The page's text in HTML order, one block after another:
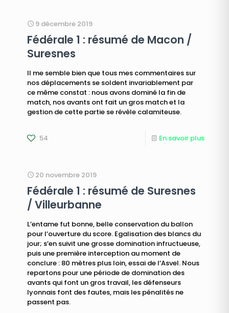
9 décembre 2019
Fédérale 1 : résumé de Macon /
Suresnes
Il me semble bien que tous mes commentaires sur
nos déplacements se soldent invariablement par
ce même constat : nous avons dominé la fin de
match, nos avants ont fait un gros match et la
gestion de cette partie se révèle calamiteuse.
54 En savoir plus
20 novembre 2019
Fédérale 1 : résumé de Suresnes
/ Villeurbanne
L’entame fut bonne, belle conservation du ballon
pour l’ouverture du score. Egalisation des blancs du
jour; s’en suivit une grosse domination infructueuse,
puis une première interception au moment de
conclure : 80 mètres plus loin, essai de l’Asvel. Nous
repartons pour une période de domination des
avants qui font un gros travail, les défenseurs
lyonnais font des fautes, mais les pénalités ne
passent pas.